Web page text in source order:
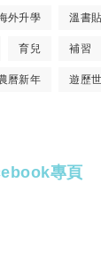
外升學 溫書
育兒 補習
曆新年 遊歷
專頁